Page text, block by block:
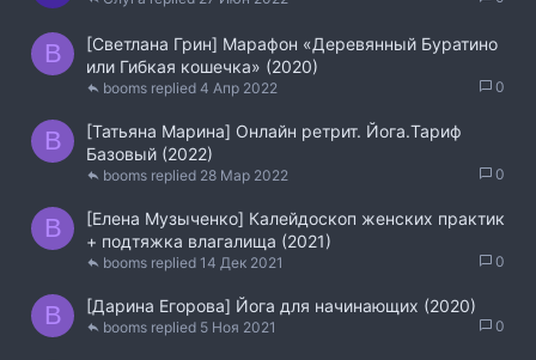
B
[Светлана Грин] Марафон «Деревянный Буратино
или Гибкая кошечка» (2020)
0
4 Апр 2022
booms
B
[Татьяна Марина] Онлайн ретрит. Йога.Тариф
Базовый (2022)
0
28 Мар 2022
booms
B
[Елена Музыченко] Калейдоскоп женских практик
+ подтяжка влагалища (2021)
0
14 Дек 2021
booms
B [Дарина Егорова] Йога для начинающих (2020)
0
5 Ноя 2021
booms